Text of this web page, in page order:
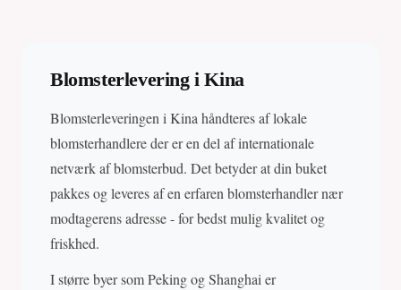
Blomsterlevering i Kina
Blomsterleveringen i Kina håndteres af lokale
blomsterhandlere der er en del af internationale
netværk af blomsterbud. Det betyder at din buket
pakkes og leveres af en erfaren blomsterhandler nær
modtagerens adresse - for bedst mulig kvalitet og
friskhed.
I større byer som Peking og Shanghai er